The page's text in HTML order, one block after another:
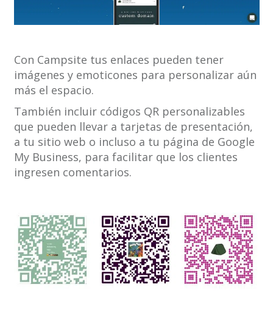
Con Campsite tus enlaces pueden tener
imágenes y emoticones para personalizar aún
más el espacio.
También incluir códigos QR personalizables
que pueden llevar a tarjetas de presentación,
a tu sitio web o incluso a tu página de Google
My Business, para facilitar que los clientes
ingresen comentarios.